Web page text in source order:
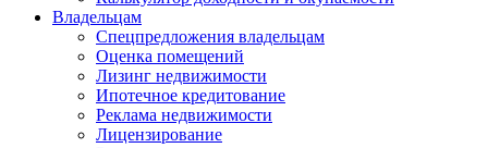
Владельцам
Спецпредложения владельцам
Оценка помещений
Лизинг недвижимости
Ипотечное кредитование
Реклама недвижимости
Лицензирование